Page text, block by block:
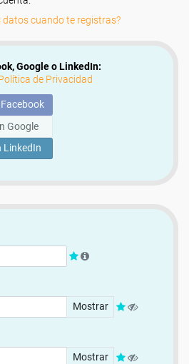
cuando te registras?
Google o LinkedIn:
de Privacidad
Google
LinkedIn
Mostrar
Mostrar